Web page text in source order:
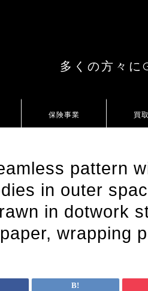
多くの方々に
保険事業 買
pattern
in outer
in dotwork
wrapping